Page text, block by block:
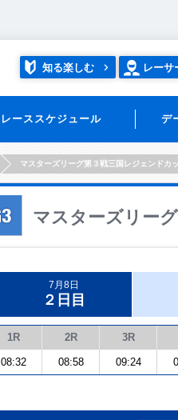
知る楽しむ レーサ
レーススケジュール デ
マスターズリーグ第３戦三国レジェンドカ
マスターズリー
7月8日
２日目
1R 2R 3R
08:32 08:58 09:24